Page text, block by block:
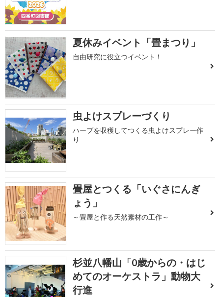
夏休みイベント「畳まつり」
自由研究に役立つイベント！
虫よけスプレーづくり
ハーブを収穫してつくる虫よけスプレー作
り
畳屋とつくる「いぐさにんぎ
ょう」
～畳屋と作る天然素材の工作～
杉並八幡山「0歳からの・はじ
めてのオーケストラ」動物大
行進